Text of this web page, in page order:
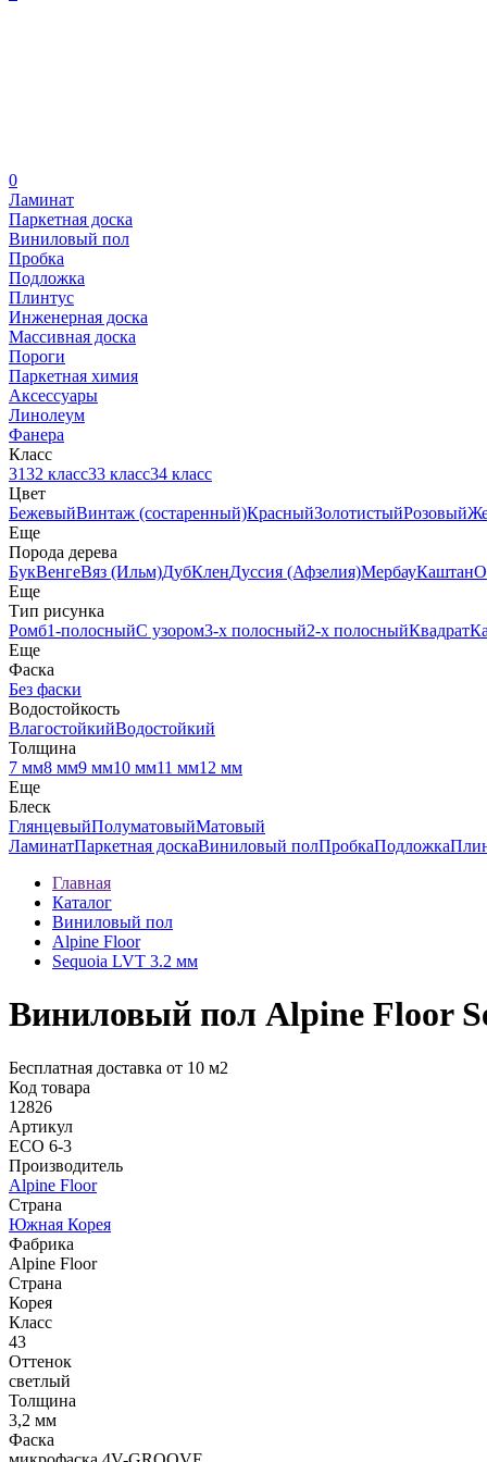
0
Ламинат
Паркетная доска
Виниловый пол
Пробка
Подложка
Плинтус
Инженерная доска
Массивная доска
Пороги
Паркетная химия
Аксессуары
Линолеум
Фанера
Класс
3132 класс33 класс34 класс
Цвет
БежевыйВинтаж (состаренный)КрасныйЗолотистыйРозовый
Еще
Порода дерева
БукВенгеВяз (Ильм)ДубКленДуссия (Афзелия)МербауКаштан
Еще
Тип рисунка
Ромб1-полосныйС узором3-х полосный2-х полосныйКвадрат
Еще
Фаска
Без фаски
Водостойкость
ВлагостойкийВодостойкий
Толщина
7 мм8 мм9 мм10 мм11 мм12 мм
Еще
Блеск
ГлянцевыйПолуматовыйМатовый
ЛаминатПаркетная доскаВиниловый полПробкаПодложка
Главная
Каталог
Виниловый пол
Alpine Floor
Sequoia LVT 3.2 мм
Виниловый пол Alpine Floor
Бесплатная доставка от 10 м2
Код товара
12826
Артикул
ЕСО 6-3
Производитель
Alpine Floor
Страна
Южная Корея
Фабрика
Alpine Floor
Страна
Корея
Класс
43
Оттенок
светлый
Толщина
3,2 мм
Фаска